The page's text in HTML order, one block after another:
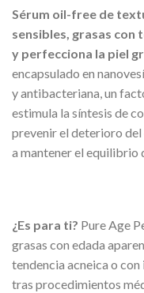
Sérum oil-free de
sensibles, grasas con
y perfecciona la piel
encapsulado en
y antibacteriana, un
estimula la síntesis de
prevenir el deterioro
a mantener el equilibrio
¿Es para ti? Pure Age
grasas con edada
tendencia acneica o
tras procedimientos